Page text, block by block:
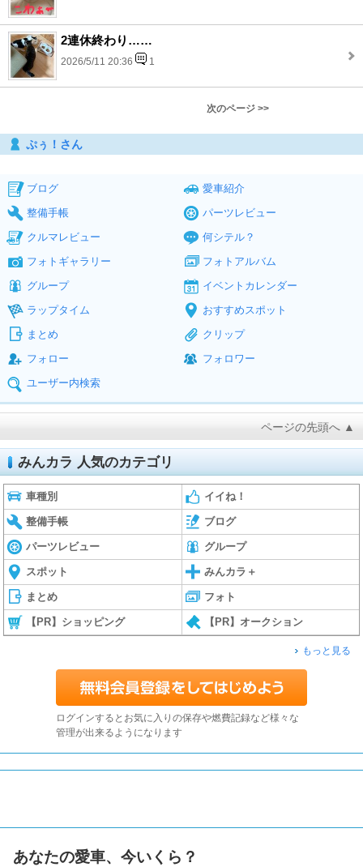
2連休終わり……
2026/5/11 20:36 1
次のページ >>
ぷぅ！さん
ブログ
愛車紹介
整備手帳
パーツレビュー
クルマレビュー
何シテル？
フォトギャラリー
フォトアルバム
グループ
イベントカレンダー
ラップタイム
おすすめスポット
まとめ
クリップ
フォロー
フォロワー
ユーザー内検索
ページの先頭へ ▲
みんカラ 人気のカテゴリ
車種別 イイね！
整備手帳 ブログ
パーツレビュー グループ
スポット みんカラ＋
まとめ フォト
【PR】ショッピング 【PR】オークション
もっと見る
ログインするとお気に入りの保存や燃費記録など様々な
管理が出来るようになります
あなたの愛車、今いくら？